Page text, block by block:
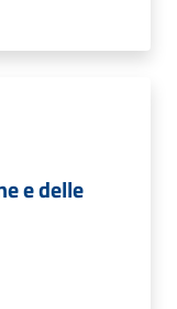
e delle